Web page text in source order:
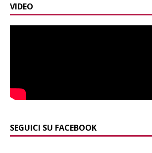
VIDEO
SEGUICI SU FACEBOOK